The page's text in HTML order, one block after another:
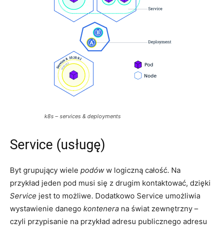
k8s – services & deployments
Service (usługę)
Byt grupujący wiele podów w logiczną całość. Na
przykład jeden pod musi się z drugim kontaktować, dzięki
Service jest to możliwe. Dodatkowo Service umożliwia
wystawienie danego kontenera na świat zewnętrzny –
czyli przypisanie na przykład adresu publicznego adresu